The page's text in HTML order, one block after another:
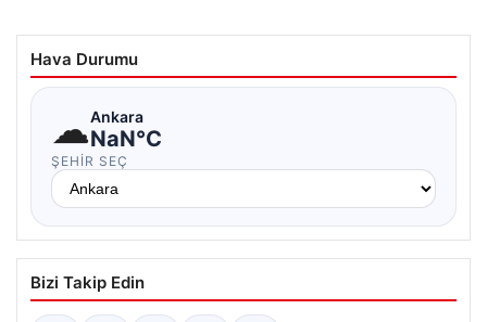
Hava Durumu
☁Ankara
NaN°C
ŞEHIR SEÇ
Bizi Takip Edin